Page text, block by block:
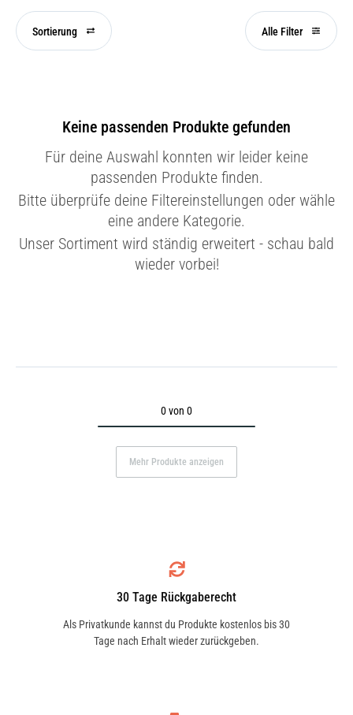
Sortierung Alle Filter
Keine passenden Produkte gefunden
Für deine Auswahl konnten wir leider keine
passenden Produkte finden.
Bitte überprüfe deine Filtereinstellungen oder wähle
eine andere Kategorie.
Unser Sortiment wird ständig erweitert - schau bald
wieder vorbei!
0 von 0
Mehr Produkte anzeigen
30 Tage Rückgaberecht
Als Privatkunde kannst du Produkte kostenlos bis 30
Tage nach Erhalt wieder zurückgeben.